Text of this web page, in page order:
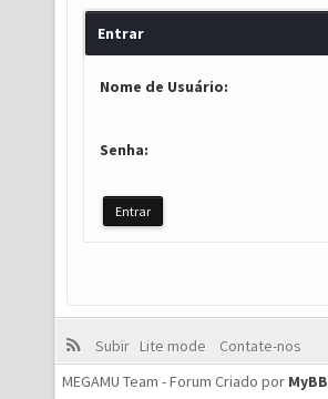
Entrar
Nome de Usuário:
Senha:
Subir Lite mode
Contate-nos
MEGAMU Team - Forum Criado por MyBB